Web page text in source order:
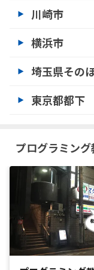
川崎市
横浜市
埼玉県その
東京都都下
プログラミン